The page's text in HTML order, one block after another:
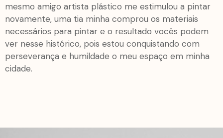
mesmo amigo artista plástico me estimulou a pintar
novamente, uma tia minha comprou os materiais
necessários para pintar e o resultado vocês podem
ver nesse histórico, pois estou conquistando com
perseverança e humildade o meu espaço em minha
cidade.